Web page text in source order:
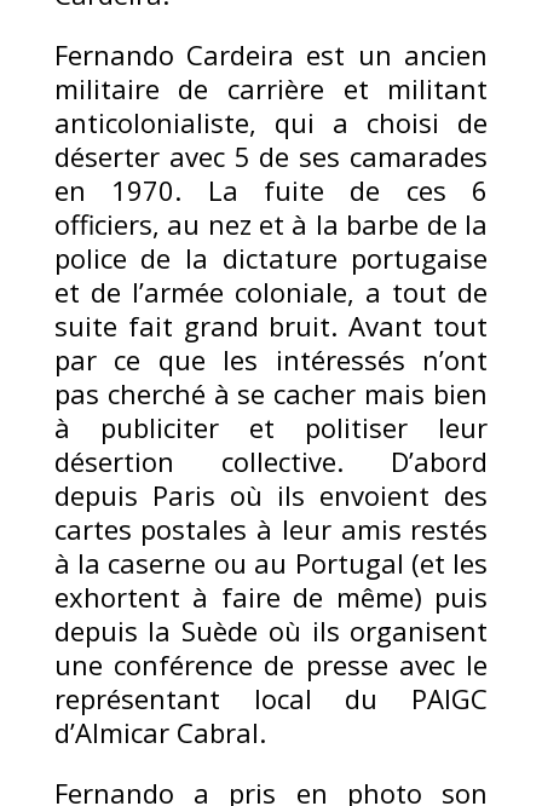
Fernando Cardeira est un ancien
militaire de carrière et militant
anticolonialiste, qui a choisi de
déserter avec 5 de ses camarades
en 1970. La fuite de ces 6
officiers, au nez et à la barbe de la
police de la dictature portugaise
et de l’armée coloniale, a tout de
suite fait grand bruit. Avant tout
par ce que les intéressés n’ont
pas cherché à se cacher mais bien
à publiciter et politiser leur
désertion collective. D’abord
depuis Paris où ils envoient des
cartes postales à leur amis restés
à la caserne ou au Portugal (et les
exhortent à faire de même) puis
depuis la Suède où ils organisent
une conférence de presse avec le
représentant local du PAIGC
d’Almicar Cabral.
Fernando a pris en photo son